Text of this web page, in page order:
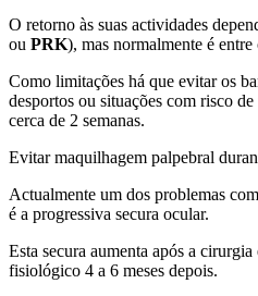
O retorno às suas actividades
ou PRK), mas normalmente é entre
Como limitações há que evitar os
desportos ou situações com risco
cerca de 2 semanas.
Evitar maquilhagem palpebral
Actualmente um dos problemas
é a progressiva secura ocular.
Esta secura aumenta após a
fisiológico 4 a 6 meses depois.